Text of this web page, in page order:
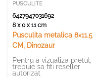
PUSCULITE
6427947031692
8 x 0 x 11 cm
Pusculita metalica 8×11.5
CM, Dinozaur
Pentru a vizualiza pretul,
trebuie sa fiti reseller
autorizat